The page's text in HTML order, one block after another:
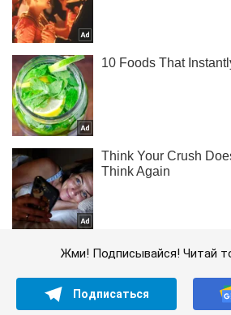
Жми! Подписывайся! Читай
Подписаться